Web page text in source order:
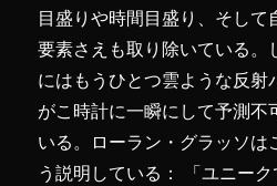
目盛りや時間目盛り、そして
要素さえも取り除いている。
にはもうひとつ雲ような反射
がこ時計に一瞬にして予測不
いる。ローラン・グラッソは
う説明している： 「ユニー